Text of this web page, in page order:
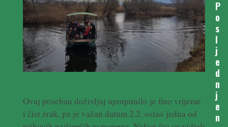
Ovaj poseban doživljaj upotpunilo je fino vrijeme
i čist zrak, pa je važan datum 2.2. ostao jedna od
P
o
s
l
j
e
d
n
j
e
n